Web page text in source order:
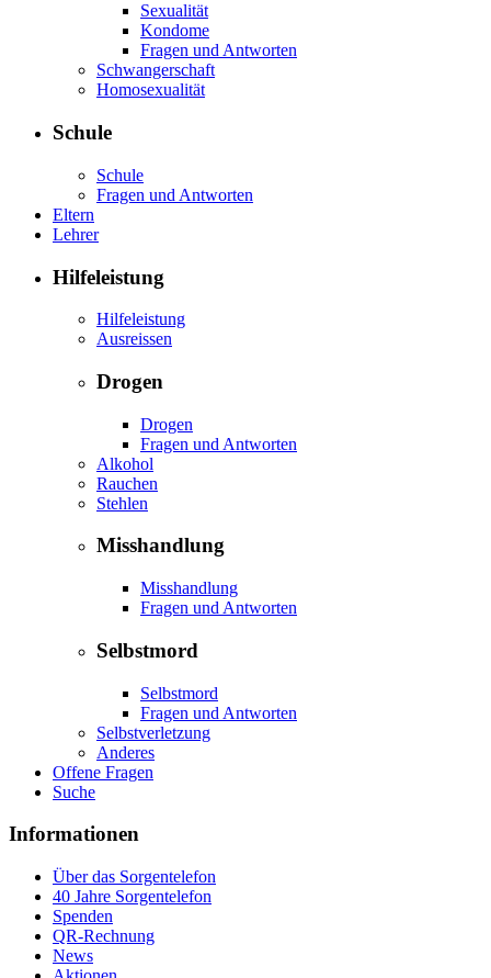
Sexualität
Kondome
Fragen und Antworten
Schwangerschaft
Homosexualität
Schule
Schule
Fragen und Antworten
Eltern
Lehrer
Hilfeleistung
Hilfeleistung
Ausreissen
Drogen
Drogen
Fragen und Antworten
Alkohol
Rauchen
Stehlen
Misshandlung
Misshandlung
Fragen und Antworten
Selbstmord
Selbstmord
Fragen und Antworten
Selbstverletzung
Anderes
Offene Fragen
Suche
Informationen
Über das Sorgentelefon
40 Jahre Sorgentelefon
Spenden
QR-Rechnung
News